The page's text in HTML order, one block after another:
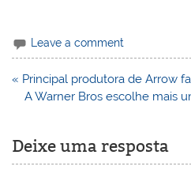
Leave a comment
Navegação
de
« Principal produtora de Arrow
A Warner Bros escolhe mais
Deixe uma resposta